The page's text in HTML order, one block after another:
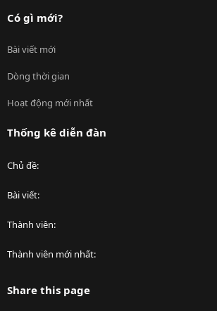
Có gì mới?
Bài viết mới
Dòng thời gian
Hoạt động mới nhất
Thống kê diễn đàn
Chủ đề
Bài viết
Thành viên
Thành viên mới nhất
Share this page